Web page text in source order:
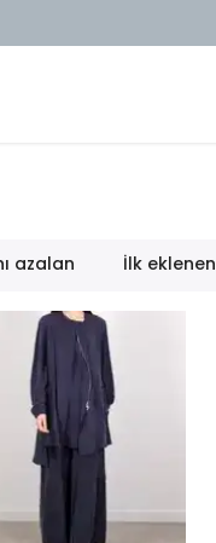
azalan İlk eklenen